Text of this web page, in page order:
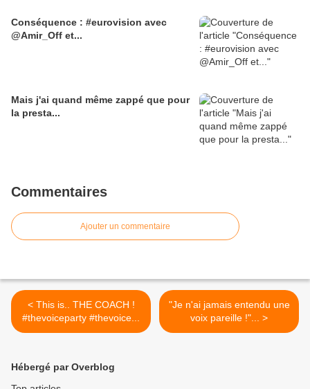
Conséquence : #eurovision avec
@Amir_Off et...
Mais j'ai quand même zappé que pour
la presta...
Commentaires
Ajouter un commentaire
< This is.. THE COACH !
#thevoiceparty #thevoice...
"Je n'ai jamais entendu une
voix pareille !"... >
Hébergé par Overblog